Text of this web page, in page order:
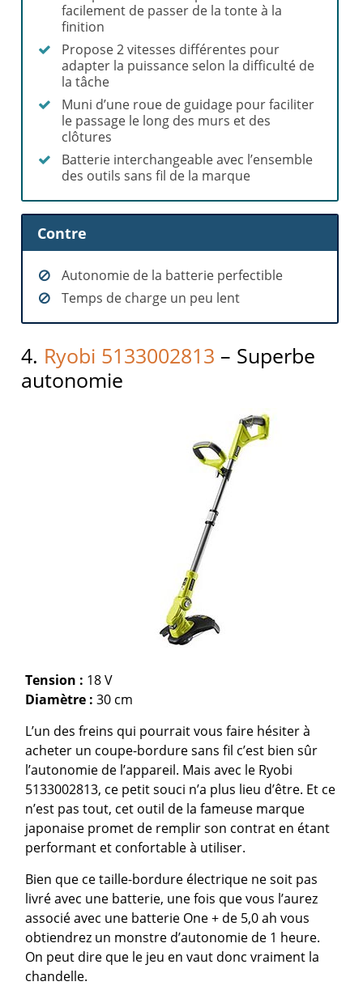
facilement de passer de la tonte à la
finition
Propose 2 vitesses différentes pour
adapter la puissance selon la difficulté de
la tâche
Muni d’une roue de guidage pour faciliter
le passage le long des murs et des
clôtures
Batterie interchangeable avec l’ensemble
des outils sans fil de la marque
Contre
Autonomie de la batterie perfectible
Temps de charge un peu lent
4. Ryobi 5133002813 – Superbe
autonomie
Tension : 18 V
Diamètre :30 cm
L’un des freins qui pourrait vous faire hésiter à
acheter un coupe-bordure sans fil c’est bien sûr
l’autonomie de l’appareil. Mais avec le Ryobi
5133002813, ce petit souci n’a plus lieu d’être. Et ce
n’est pas tout, cet outil de la fameuse marque
japonaise promet de remplir son contrat en étant
performant et confortable à utiliser.
Bien que ce taille-bordure électrique ne soit pas
livré avec une batterie, une fois que vous l’aurez
associé avec une batterie One + de 5,0 ah vous
obtiendrez un monstre d’autonomie de 1 heure.
On peut dire que le jeu en vaut donc vraiment la
chandelle.